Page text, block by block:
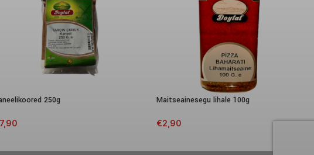
250g
7,90
Maitseainesegu lihale 100g
€2,90